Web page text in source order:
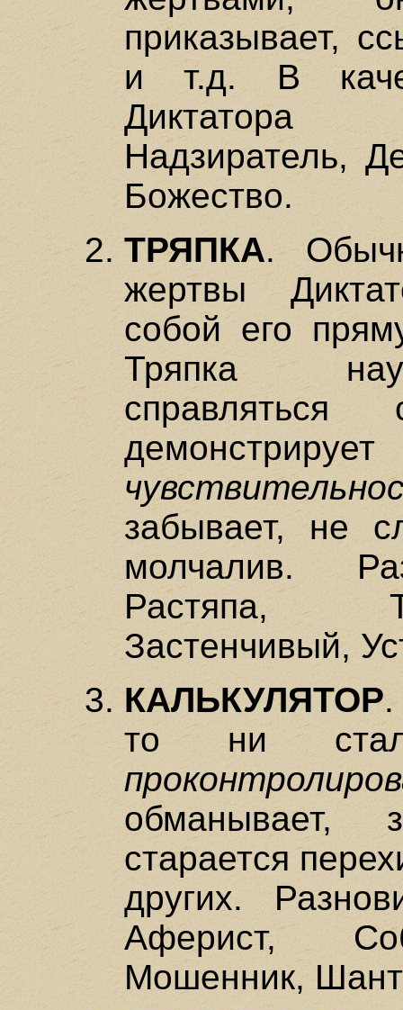
приказывает,
и т.д. В
Диктатора
Надзиратель,
Божество.
ТРЯПКА.
жертвы
собой его
Тряпка
забывает, не
молчалив.
Растяпа,
Застенчивый,
КАЛЬКУЛЯТОР
то ни
обманывает,
старается
других.
Аферист,
Мошенник,